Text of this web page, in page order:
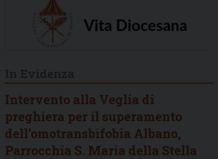
Intervento alla Veglia di
preghiera per il superamento
dell’omotransbifobia Albano,
Parrocchia S. Maria della Stella